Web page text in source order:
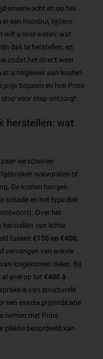
onverwacht en op het
een hoosbui, tijdens
wilt u snel weten: wat
dak te herstellen, en
zodat het direct weer
u ongeveer aan kosten
bepalen en hoe Prins
voor stap ontzorgt.
herstellen: wat
verschoven
nokvorsten of
De kosten hangen
schade en het type dak
Over het
herstellen van lichte
tussen €150 en €400,
vervangen van enkele
losgekomen delen. Bij
snel op tot €400 à
is van structurele
een exacte prijsindicatie
nemen met Prins
plekke beoordeeld kan